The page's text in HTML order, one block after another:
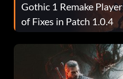
Gothic 1 Remake
of Fixes in Patch 1.0.4